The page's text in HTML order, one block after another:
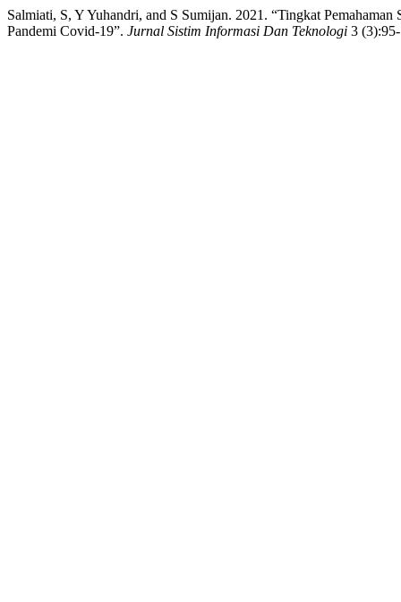
Salmiati, S, Y Yuhandri, and S Sumijan. 2021. “Tingkat
Pandemi Covid-19”. Jurnal Sistim Informasi Dan Teknologi 3